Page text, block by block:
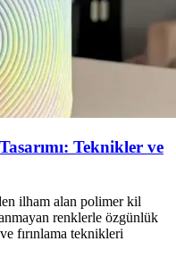
Teknikler ve
ilham alan polimer kil
renklerle özgünlük
fırınlama teknikleri